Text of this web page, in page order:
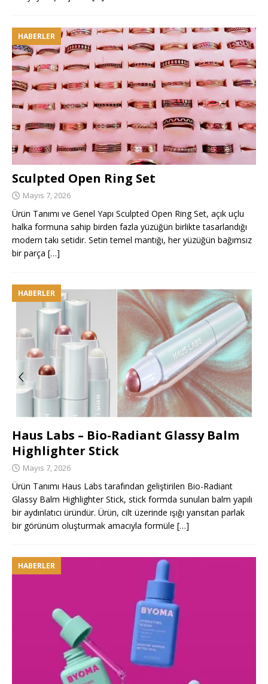
HABERLER
Sculpted Open Ring Set
Mayıs 7, 2026
Ürün Tanımı ve Genel Yapı Sculpted Open Ring Set, açık uçlu
halka formuna sahip birden fazla yüzüğün birlikte tasarlandığı
modern takı setidir. Setin temel mantığı, her yüzüğün bağımsız
bir parça […]
HABERLER
Haus Labs – Bio-Radiant Glassy Balm
Highlighter Stick
Mayıs 7, 2026
Ürün Tanımı Haus Labs tarafından geliştirilen Bio-Radiant
Glassy Balm Highlighter Stick, stick formda sunulan balm yapılı
bir aydınlatıcı üründür. Ürün, cilt üzerinde ışığı yansıtan parlak
bir görünüm oluşturmak amacıyla formüle […]
HABERLER